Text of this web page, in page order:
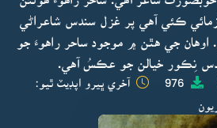
ڪئي آهي پر غزل سندس شاعراڻي
اوهان جي هٿن ۾ موجود ساحر راهوءَ جو
نِڪور خيالن جو عڪسُ آهي.
976 آخري ڀيرو اپڊيٽ ٿيو: